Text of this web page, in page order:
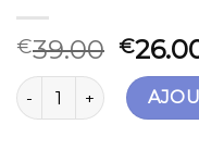
€39.00 €
quantité de sac